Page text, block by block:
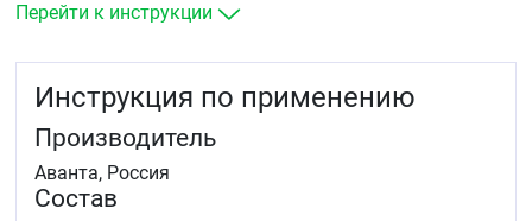
Перейти к инструкции
Инструкция по применению
Производитель
Аванта, Россия
Состав